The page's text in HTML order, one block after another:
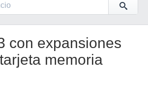
con expansiones
memoria